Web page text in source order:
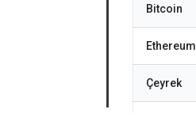
Bitcoin
Ethereum
Çeyrek